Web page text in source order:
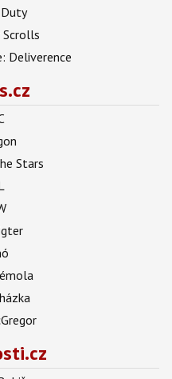
Scrolls
Deliverence
Stars